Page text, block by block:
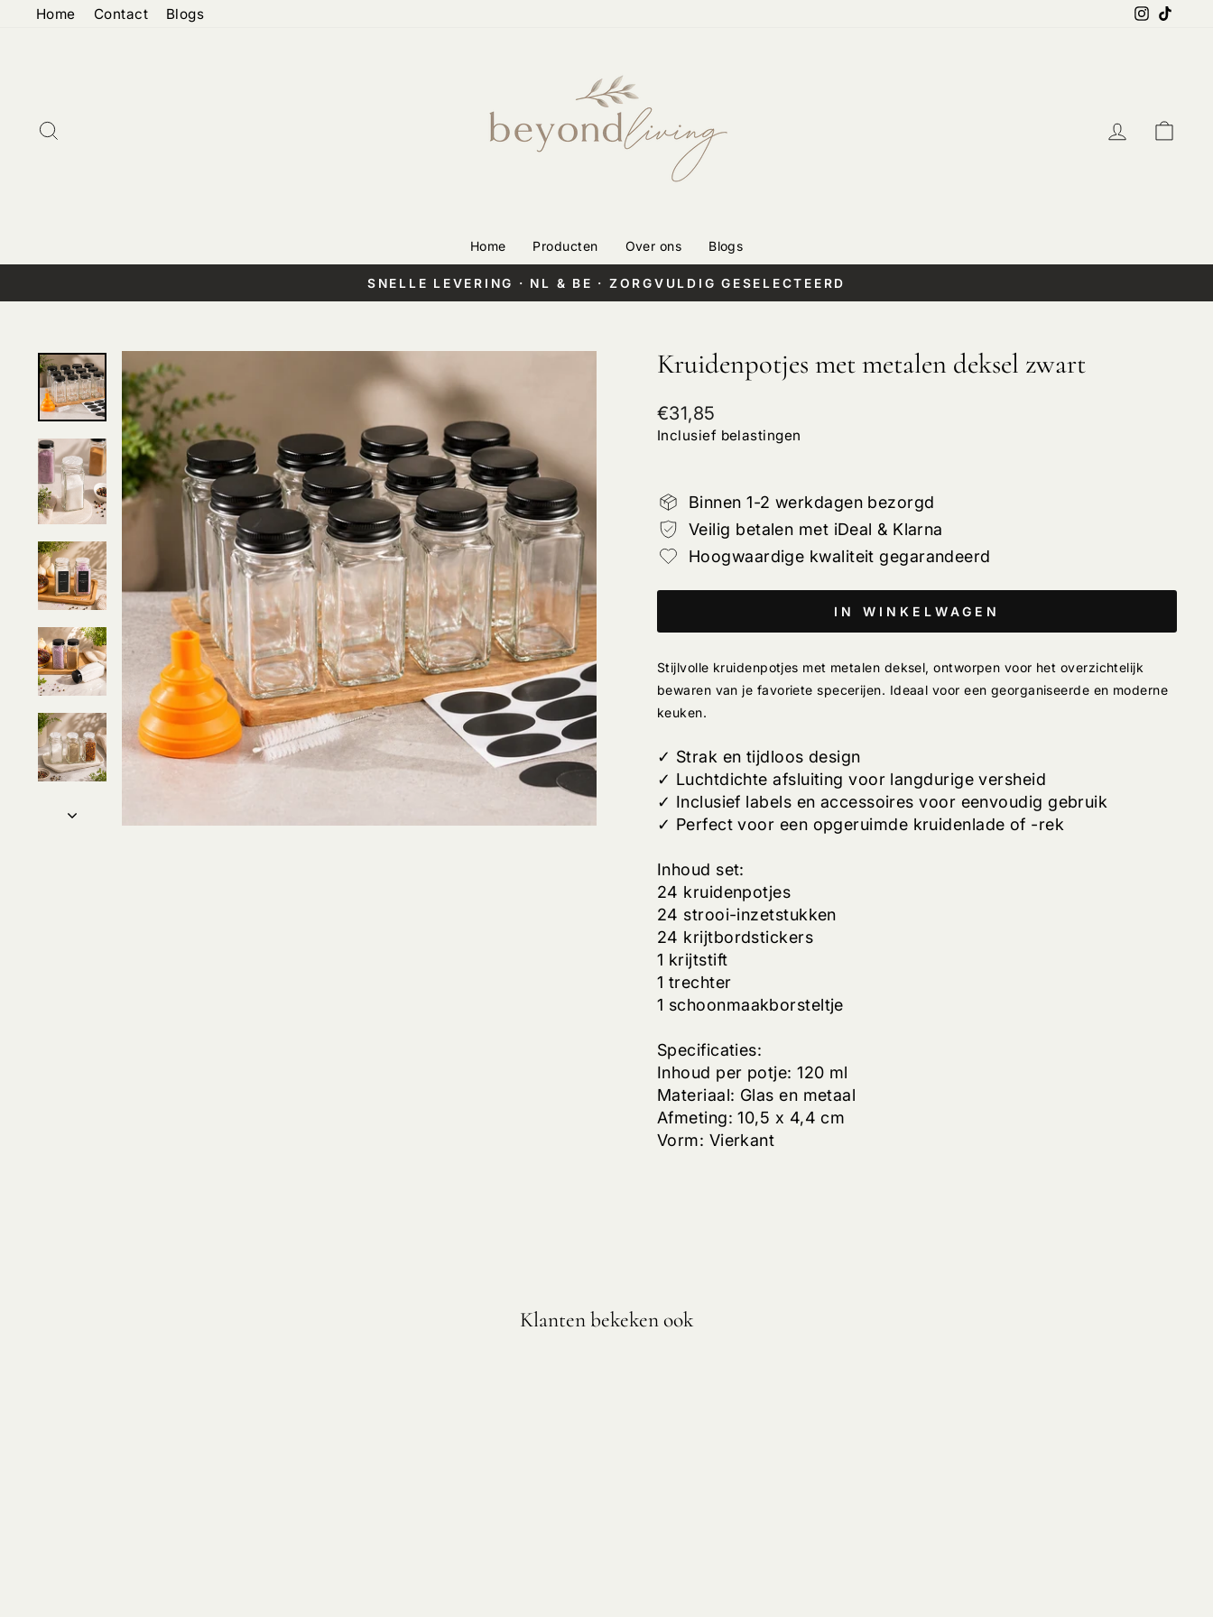
Doorgaan
Home Contact Blogs
Log in
Home Producten Over ons Blogs
SNELLE LEVERING · NL & BE · ZORGVULDIG GESELECTEERD
Kruidenpotjes met metalen deksel zwart
Normale
prijs
€31,85
Inclusief belastingen
Binnen 1-2 werkdagen bezorgd
Veilig betalen met iDeal & Klarna
Hoogwaardige kwaliteit gegarandeerd
IN WINKELWAGEN
Stijlvolle kruidenpotjes met metalen deksel, ontworpen voor het overzichtelijk
bewaren van je favoriete specerijen. Ideaal voor een georganiseerde en moderne
keuken.
✓ Strak en tijdloos design
✓ Luchtdichte afsluiting voor langdurige versheid
✓ Inclusief labels en accessoires voor eenvoudig gebruik
✓ Perfect voor een opgeruimde kruidenlade of -rek
Inhoud set:
24 kruidenpotjes
24 strooi-inzetstukken
24 krijtbordstickers
1 krijtstift
1 trechter
1 schoonmaakborsteltje
Specificaties:
Inhoud per potje: 120 ml
Materiaal: Glas en metaal
Afmeting: 10,5 x 4,4 cm
Vorm: Vierkant
Klanten bekeken ook